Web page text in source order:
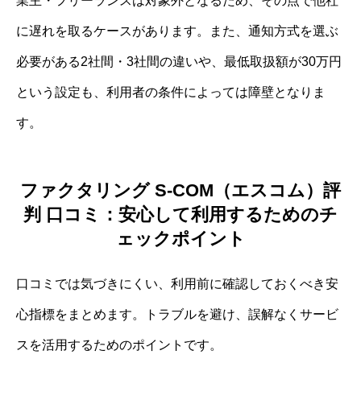
に遅れを取るケースがあります。また、通知方式を選ぶ
必要がある2社間・3社間の違いや、最低取扱額が30万円
という設定も、利用者の条件によっては障壁となりま
す。
ファクタリング S-COM（エスコム）評
判 口コミ：安心して利用するためのチ
ェックポイント
口コミでは気づきにくい、利用前に確認しておくべき安
心指標をまとめます。トラブルを避け、誤解なくサービ
スを活用するためのポイントです。